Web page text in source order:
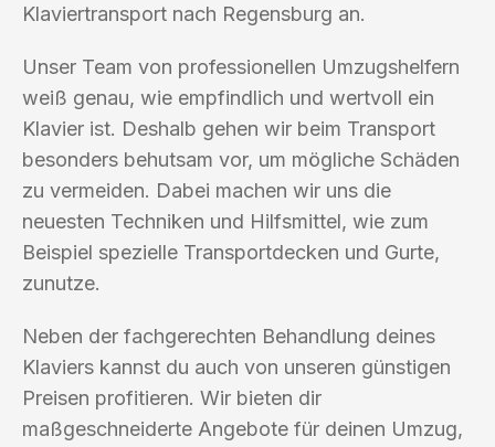
Klaviertransport nach Regensburg an.
Unser Team von professionellen Umzugshelfern
weiß genau, wie empfindlich und wertvoll ein
Klavier ist. Deshalb gehen wir beim Transport
besonders behutsam vor, um mögliche Schäden
zu vermeiden. Dabei machen wir uns die
neuesten Techniken und Hilfsmittel, wie zum
Beispiel spezielle Transportdecken und Gurte,
zunutze.
Neben der fachgerechten Behandlung deines
Klaviers kannst du auch von unseren günstigen
Preisen profitieren. Wir bieten dir
maßgeschneiderte Angebote für deinen Umzug,